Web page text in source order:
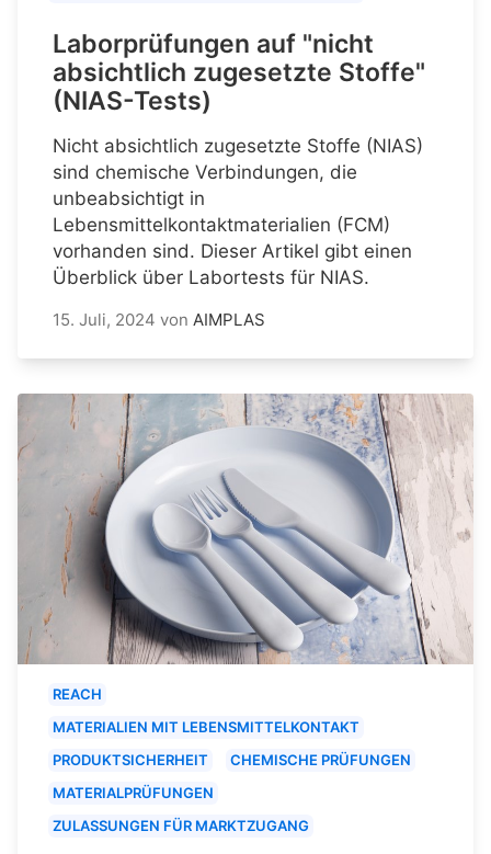
Laborprüfungen auf "nicht
absichtlich zugesetzte Stoffe"
(NIAS-Tests)
Nicht absichtlich zugesetzte Stoffe (NIAS)
sind chemische Verbindungen, die
unbeabsichtigt in
Lebensmittelkontaktmaterialien (FCM)
vorhanden sind. Dieser Artikel gibt einen
Überblick über Labortests für NIAS.
15. Juli, 2024 von AIMPLAS
REACH
MATERIALIEN MIT LEBENSMITTELKONTAKT
PRODUKTSICHERHEIT
CHEMISCHE PRÜFUNGEN
MATERIALPRÜFUNGEN
ZULASSUNGEN FÜR MARKTZUGANG